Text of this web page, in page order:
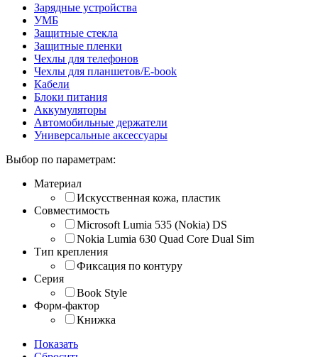
Зарядные устройства
УМБ
Защитные стекла
Защитные пленки
Чехлы для телефонов
Чехлы для планшетов/E-book
Кабели
Блоки питания
Аккумуляторы
Автомобильные держатели
Универсальные аксессуары
Выбор по параметрам:
Материал
Искусственная кожа, пластик
Совместимость
Microsoft Lumia 535 (Nokia) DS
Nokia Lumia 630 Quad Core Dual Sim
Тип крепления
Фиксация по контуру
Серия
Book Style
Форм-фактор
Книжка
Показать